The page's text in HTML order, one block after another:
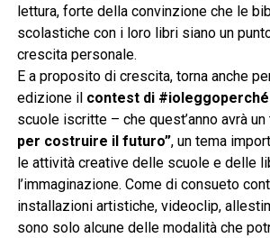
lettura, forte della convinzione che le
scolastiche con i loro libri siano un
crescita personale.
E a proposito di crescita, torna anche
edizione il contest di #ioleggoperché
scuole iscritte – che quest’anno avrà un
per costruire il futuro”, un tema
le attività creative delle scuole e delle
l’immaginazione. Come di consueto
installazioni artistiche, videoclip,
sono solo alcune delle modalità che